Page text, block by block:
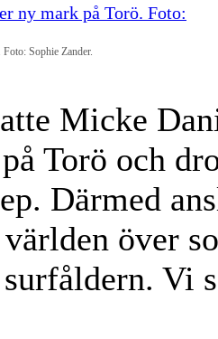
Sophie Zander.
Micke
Torö och
Därmed
världen över
Vi